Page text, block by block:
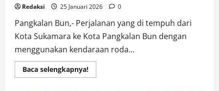
Redaksi 25 Januari 2026 0
Pangkalan Bun,- Perjalanan yang di tempuh dari
Kota Sukamara ke Kota Pangkalan Bun dengan
menggunakan kendaraan roda...
Baca selengkapnya!Read
more